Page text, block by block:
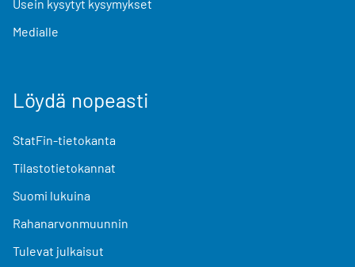
Usein kysytyt kysymykset
Medialle
Löydä nopeasti
StatFin-tietokanta
Tilastotietokannat
Suomi lukuina
Rahanarvonmuunnin
Tulevat julkaisut